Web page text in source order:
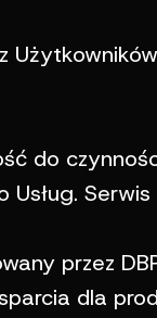
do
przez
dla